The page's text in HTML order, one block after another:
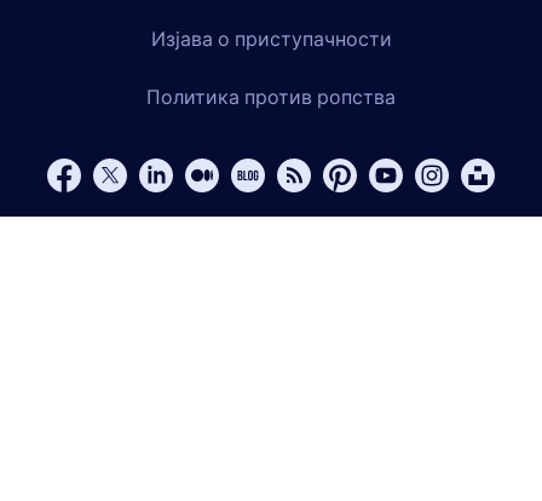
Изјава о приступачности
Политика против ропства